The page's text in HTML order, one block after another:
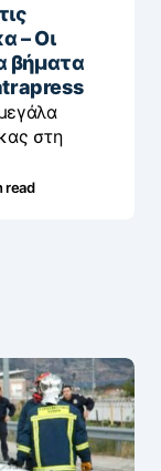
– Οι
βήματα
στη
read